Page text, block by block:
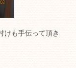
けも手伝って頂き